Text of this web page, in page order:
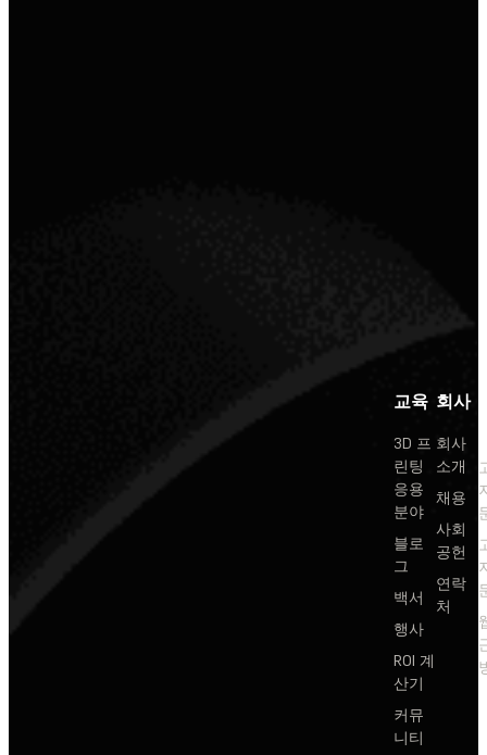
교육
3D 프
린팅
응용
분야
블로
그
백서
행사
ROI 계
산기
커뮤
니티
회사
회사
소개
채용
사회
공헌
연락
처